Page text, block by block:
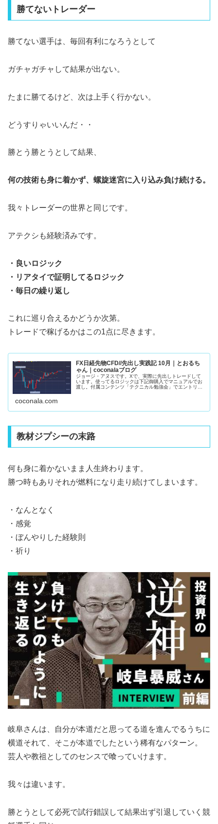
勝てないトレーダー
勝てない選手は、毎回有利になろうとして
ガチャガチャして結果が出ない。
たまに勝てるけど、次は上手く行かない。
どうすりゃいいんだ・・
勝とう勝とうとして結果、
何の技術も身に着かず、螺旋迷宮に入り込み負け続ける。
我々トレーダーの世界と同じです。
アテクシも経験済みです。
・良いロジック
・リアタイで証明してるロジック
・毎日の繰り返し
これに巡り合えるかどうか次第。
トレードで稼げるかはこの1点に尽きます。
FX日経先物CFD//先出し実践記 10月｜とおるち
ゃん｜coconalaブログ
ジョージ・アヌスです。Xで、実際に先出しトレードして
います。使ってるロジックは下記御購入でマニュアルでお
渡し。付属コンテンツ「テクニカル勉強会」でエントリー
coconala.com
教材ジプシーの末路
何も身に着かないまま人生終わります。
勝つ時もありそれが燃料になり走り続けてしまいます。
・なんとなく
・感覚
・ぼんやりした経験則
・祈り
岐阜さんは、自分が本道だと思ってる道を進んでるうちに
横道それて、そこが本道でしたという稀有なパターン。
芸人や教祖としてのセンスで喰っていけます。
我々は違います。
勝とうとして必死で試行錯誤して結果出ず引退していく競